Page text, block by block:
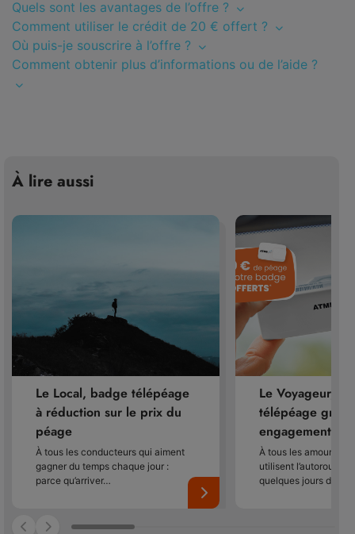
Quels sont les avantages de l’offre ?
Comment utiliser le crédit de 20 € offert ?
Où puis-je souscrire à l’offre ?
Comment obtenir plus d’informations ou de l’aide ?
À lire aussi
Le Local, badge télépéage
à réduction sur le prix du
péage
À tous les conducteurs qui aiment
gagner du temps chaque jour :
parce qu’arriver…
Le Voyageur,
télépéage
engagement
À tous les amoureux
utilisent l’autoroute
quelques jours dans